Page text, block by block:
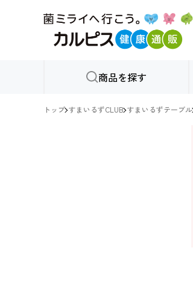
商品を探す
トップ すまいるずCLUB すまいるずテーブル